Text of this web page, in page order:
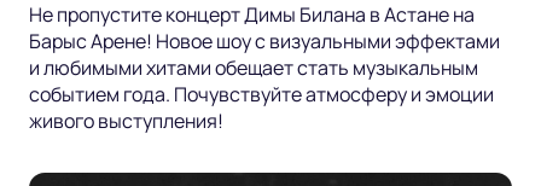
Не пропустите концерт Димы Билана в Астане на
Барыс Арене! Новое шоу с визуальными эффектами
и любимыми хитами обещает стать музыкальным
событием года. Почувствуйте атмосферу и эмоции
живого выступления!